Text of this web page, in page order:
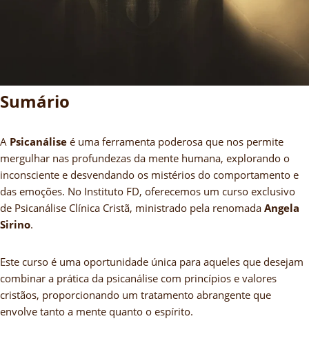
Sumário
A Psicanálise é uma ferramenta poderosa que nos permite
mergulhar nas profundezas da mente humana, explorando o
inconsciente e desvendando os mistérios do comportamento e
das emoções. No Instituto FD, oferecemos um curso exclusivo
de Psicanálise Clínica Cristã, ministrado pela renomada Angela
Sirino.
Este curso é uma oportunidade única para aqueles que desejam
combinar a prática da psicanálise com princípios e valores
cristãos, proporcionando um tratamento abrangente que
envolve tanto a mente quanto o espírito.